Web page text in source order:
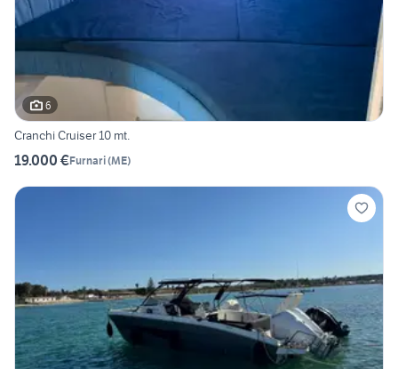
6
Cranchi Cruiser 10 mt.
19.000 €Furnari(ME)